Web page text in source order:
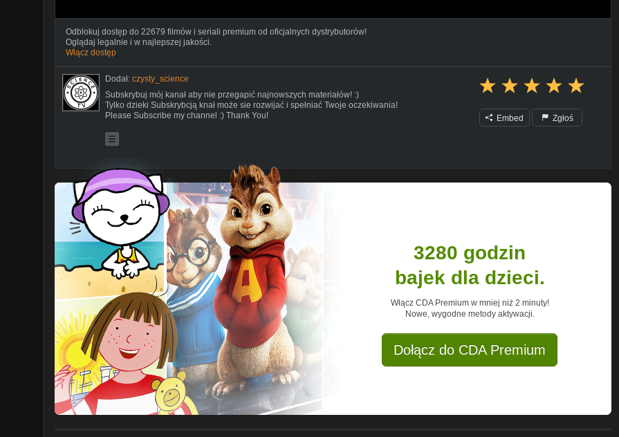
Odblokuj dostęp do 22679 filmów i seriali premium od oficjalnych dystrybutorów!
Oglądaj legalnie i w najlepszej jakości.
Włącz dostęp
Dodał: czysty_science
Subskrybuj mój kanał aby nie przegapić najnowszych materiałów! :)
Tylko dzieki Subskrybcją knał może sie rozwijać i spełniać Twoje oczekiwania!
Please Subscribe my channel :) Thank You!
Embed Zgłoś
3280 godzin
bajek dla dzieci.
Włącz CDA Premium w mniej niż 2 minuty!
Nowe, wygodne metody aktywacji.
Dołącz do CDA Premium